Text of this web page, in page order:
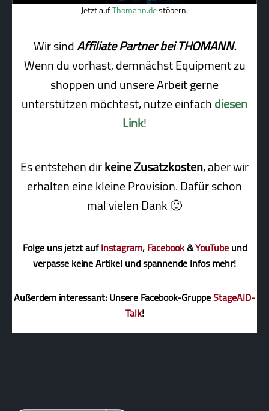
Jetzt aufThomann.destöbern.
Wir sindAffiliate Partner bei THOMANN.
Wenn du vorhast, demnächst Equipment zu
shoppen und unsere Arbeit gerne
unterstützen möchtest, nutze einfachdiesen
Link!
Es entstehen dirkeine Zusatzkosten, aber wir
erhalten eine kleine Pro­vi­sion. Dafür schon
mal vielen Dank 🙂
Folge uns jetzt aufInstagram,Facebook&YouTubeund
verpasse keine Artikel und spannende Infos mehr!
Außerdem interessant: Unsere Facebook-GruppeStageAID-
Talk!